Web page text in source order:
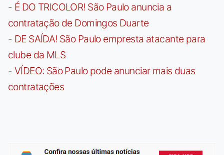
- É DO TRICOLOR! São Paulo anuncia a
contratação de Domingos Duarte
- DE SAÍDA! São Paulo empresta atacante para
clube da MLS
- VÍDEO: São Paulo pode anunciar mais duas
contratações